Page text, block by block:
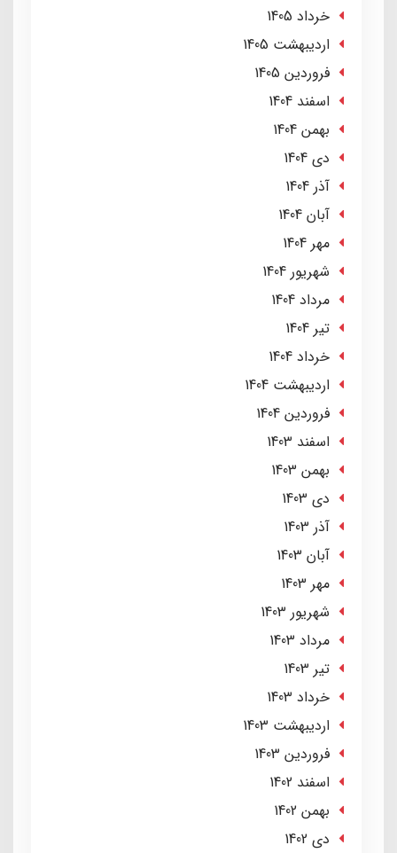
خرداد 1405
ارديبهشت 1405
فروردین 1405
اسفند 1404
بهمن 1404
دی 1404
آذر 1404
آبان 1404
مهر 1404
شهریور 1404
مرداد 1404
تير 1404
خرداد 1404
ارديبهشت 1404
فروردین 1404
اسفند 1403
بهمن 1403
دی 1403
آذر 1403
آبان 1403
مهر 1403
شهریور 1403
مرداد 1403
تير 1403
خرداد 1403
ارديبهشت 1403
فروردین 1403
اسفند 1402
بهمن 1402
دی 1402